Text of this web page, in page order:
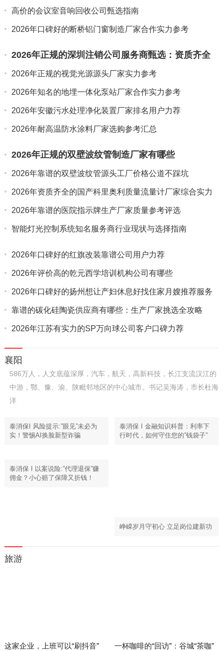
高价的会议室音响回收公司甄选指南
2026年口碑好的断桥铝门窗制造厂家合作实力参考
2026年正规的深圳注销公司服务商甄选：资质齐全
更放心
2026年正规的视觉光源源头厂家实力参考
2026年知名的地埋一体化泵站厂家合作实力参考
2026年安徽污水处理净化装置厂家排名用户力荐
2026年耐高温防水涂料厂家选购参考汇总
2026年正规的双壁波纹管制造厂家有哪些
2026年靠谱的双壁波纹管源头工厂价格公道不踩坑
2026年资质齐全的国产科里奥利质量流量计厂家综合实力
推荐
2026年靠谱的医院指示牌生产厂家质量参考评选
智能灯光控制系统知名服务商行业现状与选择指南
2026年口碑好的红旗改装靠谱公司用户力荐
2026年评价高的乾元西学培训机构公司有哪些
2026年口碑好的扬州想让产妇休息好找住家月嫂推荐服务
商盘点
靠谱的碳化硅陶瓷供应商有哪些：生产厂家挑选全攻略
2026年江苏有实力的SP万向球公司客户口碑力荐
襄阳
586万人，人文底蕴深厚，汽车，航天，高新科技，长江支流汉江的
中游，鄂、豫、渝、陕毗邻地区的中心城市。书记吴海涛，市长杜海
洋
泰消保I 风险提示:”眼见”未必为
实！警惕AI换脸新型诈骗
泰消保 I 金融知识科普：利率下
行时代，如何守住您的”钱袋子”
泰消保 I 以案说险:”代理退保”赚
佣金？小心赔了保障又折钱！
峥嵘岁月守初心 立足岗位建新功
旅游
这家企业，上班可以“刷抖音”
一杯咖啡的“回访”：谷城“茶咖”